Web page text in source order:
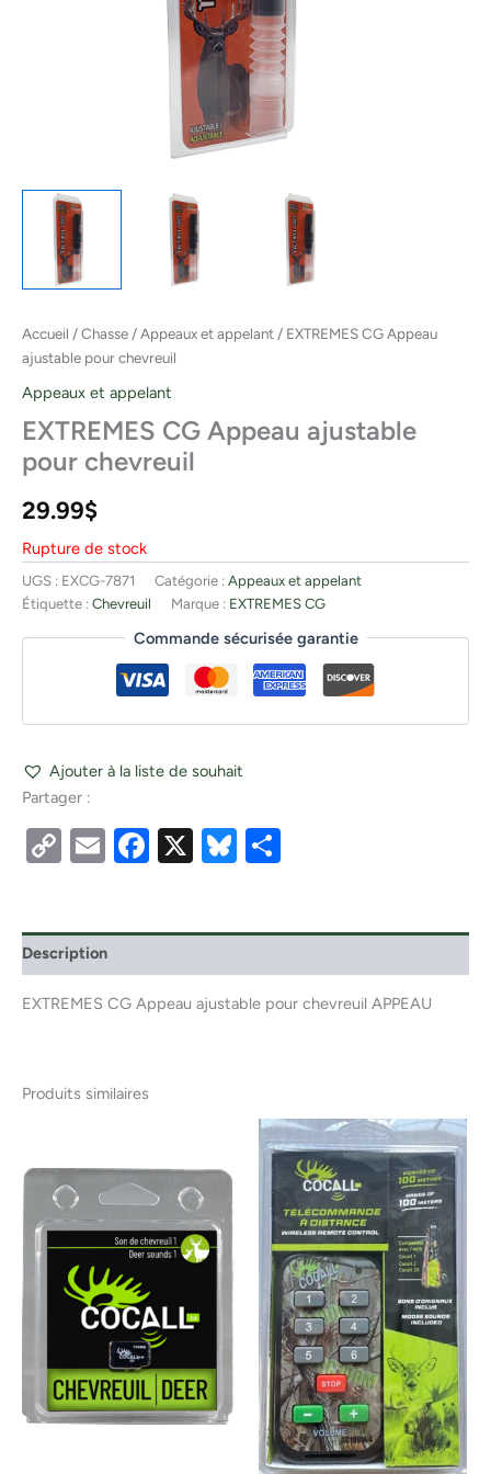
Accueil /Chasse/Appeaux et appelant/ EXTREMES CG Appeau
ajustable pour chevreuil
Appeaux et appelant
EXTREMES CG Appeau ajustable
pour chevreuil
29.99$
Rupture de stock
UGS : EXCG-7871 Catégorie : Appeaux et appelant
Étiquette : Chevreuil Marque : EXTREMES CG
Commande sécurisée garantie
Ajouter à la liste de souhait
Partager :
CopyEmailFacebook
X Bluesky
Description
EXTREMES CG Appeau ajustable pour chevreuil APPEAU
Produits similaires